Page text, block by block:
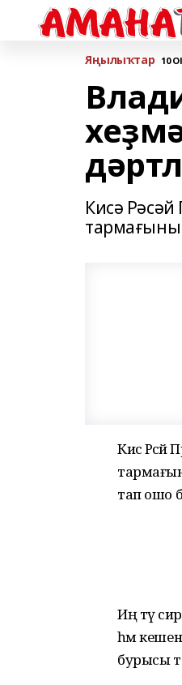
Яңылыҡтар 10
Кисә
Кисә
тап ошо
Иң тәү
һәм
бурысы